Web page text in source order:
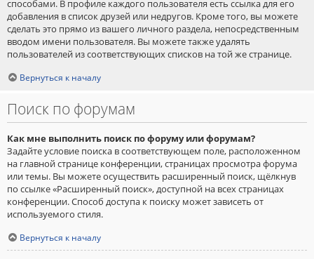
способами. В профиле каждого пользователя есть ссылка для его
добавления в список друзей или недругов. Кроме того, вы можете
сделать это прямо из вашего личного раздела, непосредственным
вводом имени пользователя. Вы можете также удалять
пользователей из соответствующих списков на той же странице.
Вернуться к началу
Поиск по форумам
Как мне выполнить поиск по форуму или форумам?
Задайте условие поиска в соответствующем поле, расположенном
на главной странице конференции, страницах просмотра форума
или темы. Вы можете осуществить расширенный поиск, щёлкнув
по ссылке «Расширенный поиск», доступной на всех страницах
конференции. Способ доступа к поиску может зависеть от
используемого стиля.
Вернуться к началу